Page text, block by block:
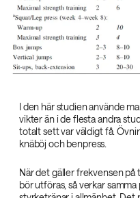
I den här studien använde
vikter än i de flesta andra
totalt sett var väldigt få.
knäböj och benpress.
När det gäller frekvensen på
bör utföras, så verkar